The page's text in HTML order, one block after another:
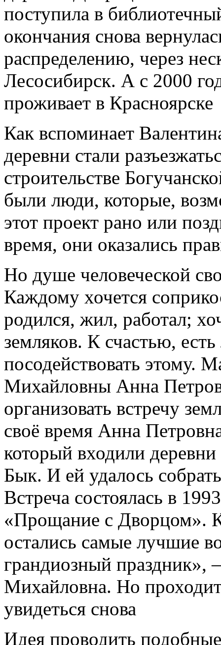
поступила в
окончания снова
распределению, через
Лесосибирск. А с 2000
проживает в Красноярске
Как вспоминает
деревни стали
строительстве
были люди, которые,
этот проект рано или
время, они оказались
Но душе человеческой
Каждому хочется
родился, жил, работал;
земляков. К счастью,
посодействовать этому.
Михайловны Анна
организовать встречу
своё время Анна
который входили
Бык. И ей удалось
Встреча состоялась в
«Прощание с Дворцом».
остались самые лучшие
грандиозный праздник»,
Михайловна. Но
увидеться снова
Идея проводить